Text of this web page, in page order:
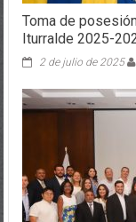
Toma de
Iturralde 2025-
2 de julio de 2025